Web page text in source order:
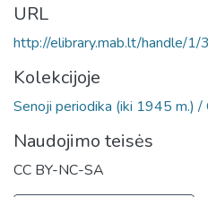
URL
http://elibrary.mab.lt/handle/
Kolekcijoje
Senoji periodika (iki 1945 m.)
Naudojimo teisės
CC BY-NC-SA